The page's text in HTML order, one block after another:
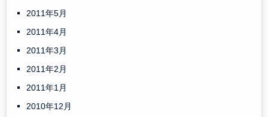
2011年5月
2011年4月
2011年3月
2011年2月
2011年1月
2010年12月